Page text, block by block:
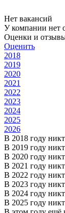
Нет вакансий
У компании нет
Оценки и
Оценить
2018
2019
2020
2021
2022
2023
2024
2025
2026
В 2018 году
В 2019 году
В 2020 году
В 2021 году
В 2022 году
В 2023 году
В 2024 году
В 2025 году